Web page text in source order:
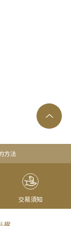
方法
交易須知